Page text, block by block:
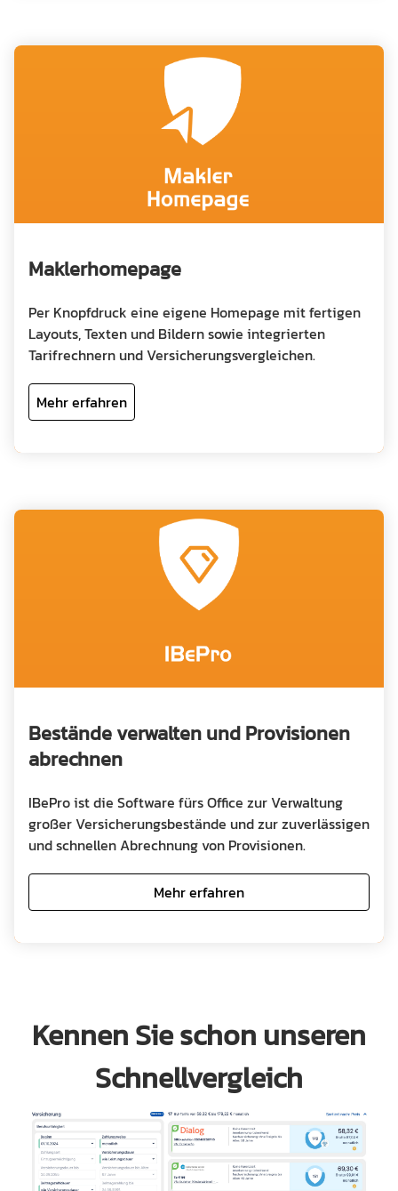
Maklerhomepage
Per Knopfdruck eine eigene Homepage mit fertigen
Layouts, Texten und Bildern sowie integrierten
Tarifrechnern und Versicherungsvergleichen.
Mehr erfahren
Bestände verwalten und Provisionen
abrechnen
IBePro ist die Software fürs Office zur Verwaltung
großer Versicherungsbestände und zur zuverlässigen
und schnellen Abrechnung von Provisionen.
Mehr erfahren
Kennen Sie schon unseren
Schnellvergleich